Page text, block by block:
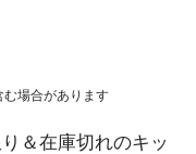
場合があります
＆在庫切れのキッ